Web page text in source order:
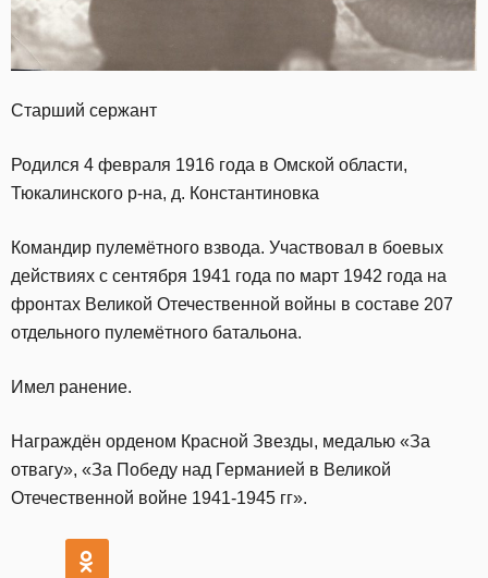
Старший сержант
Родился 4 февраля 1916 года в Омской области,
Тюкалинского р-на, д. Константиновка
Командир пулемётного взвода. Участвовал в боевых
действиях с сентября 1941 года по март 1942 года на
фронтах Великой Отечественной войны в составе 207
отдельного пулемётного батальона.
Имел ранение.
Награждён орденом Красной Звезды, медалью «За
отвагу», «За Победу над Германией в Великой
Отечественной войне 1941-1945 гг».